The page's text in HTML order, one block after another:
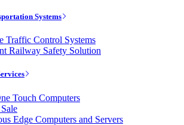
Systems
Traffic Control Systems
Railway Safety Solution
Touch Computers
Edge Computers and Servers